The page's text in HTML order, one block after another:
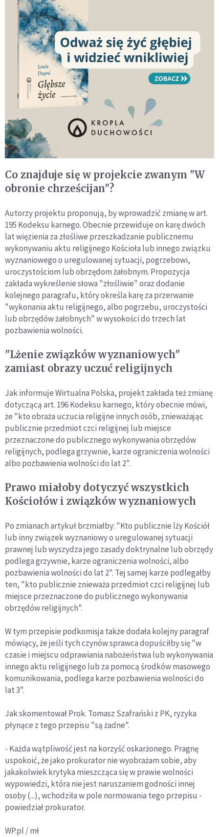
Co znajduje się w projekcie zwanym "W
obronie chrześcijan"?
Autorzy projektu proponują, by wprowadzić zmianę w art.
195 Kodeksu karnego. Obecnie przewiduje on karę dwóch
lat więzienia za złośliwe przeszkadzanie publicznemu
wykonywaniu aktu religijnego Kościoła lub innego związku
wyznaniowego o uregulowanej sytuacji, pogrzebowi,
uroczystościom lub obrzędom żałobnym. Propozycja
zakłada wykreślenie słowa "złośliwie" oraz dodanie
kolejnego paragrafu, który określa karę za przerwanie
"wykonania aktu religijnego, albo pogrzebu, uroczystości
lub obrzędów żałobnych" w wysokości do trzech lat
pozbawienia wolności.
"Lżenie związków wyznaniowych"
zamiast obrazy uczuć religijnych
Jak informuje Wirtualna Polska, projekt zakłada też zmianę
dotyczącą art. 196 Kodeksu karnego, który obecnie mówi,
że "kto obraża uczucia religijne innych osób, znieważając
publicznie przedmiot czci religijnej lub miejsce
przeznaczone do publicznego wykonywania obrzędów
religijnych, podlega grzywnie, karze ograniczenia wolności
albo pozbawienia wolności do lat 2".
Prawo miałoby dotyczyć wszystkich
Kościołów i związków wyznaniowych
Po zmianach artykuł brzmiałby: "Kto publicznie lży Kościół
lub inny związek wyznaniowy o uregulowanej sytuacji
prawnej lub wyszydza jego zasady doktrynalne lub obrzędy
podlega grzywnie, karze ograniczenia wolności, albo
pozbawienia wolności do lat 2". Tej samej karze podlegałby
ten, "kto publicznie znieważa przedmiot czci religijnej lub
miejsce przeznaczone do publicznego wykonywania
obrzędów religijnych".
W tym przepisie podkomisja także dodała kolejny paragraf
mówiący, że jeśli tych czynów sprawca dopuściłby się "w
czasie i miejscu odprawiania nabożeństwa lub wykonywania
innego aktu religijnego lub za pomocą środków masowego
komunikowania, podlega karze pozbawienia wolności do
lat 3".
Jak skomentował Prok. Tomasz Szafrański z PK, ryzyka
płynące z tego przepisu "są żadne".
- Każda wątpliwość jest na korzyść oskarżonego. Pragnę
uspokoić, że jako prokurator nie wyobrażam sobie, aby
jakakolwiek krytyka mieszcząca się w prawie wolności
wypowiedzi, która nie jest naruszaniem godności innej
osoby (...), wchodziła w pole normowania tego przepisu -
powiedział prokurator.
WP.pl / mł